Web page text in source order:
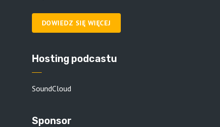
DOWIEDZ SIĘ WIĘCEJ
Hosting podcastu
SoundCloud
Sponsor